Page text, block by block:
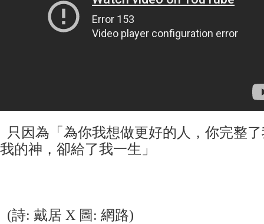
只因為「為你我想做更好的人，你完整
我的神，卻給了我一生」
(詩: 戴居 X 圖: 網路)